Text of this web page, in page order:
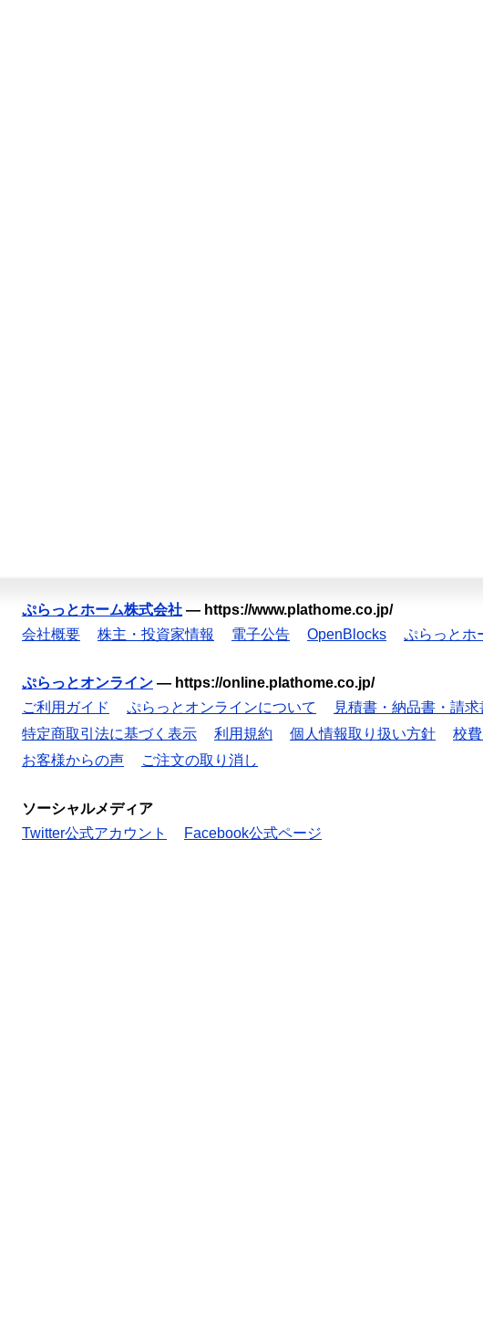
ぷらっとホーム株式会社 — https://www.plathome.co.jp/
会社概要
株主・投資家情報 電子公告 OpenBlocks ぷらっとホ
ぷらっとオンライン — https://online.plathome.co.jp/
ご利用ガイド
ぷらっとオンラインについて 見積書・納品書・請
特定商取引法に基づく表示
利用規約 個人情報取り扱い方針 校
お客様からの声
ご注文の取り消し
ソーシャルメディア
Twitter公式アカウント
Facebook公式ページ